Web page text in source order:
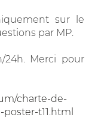
sur le
par MP.
24h. Merci pour
charte-de-
t11.html